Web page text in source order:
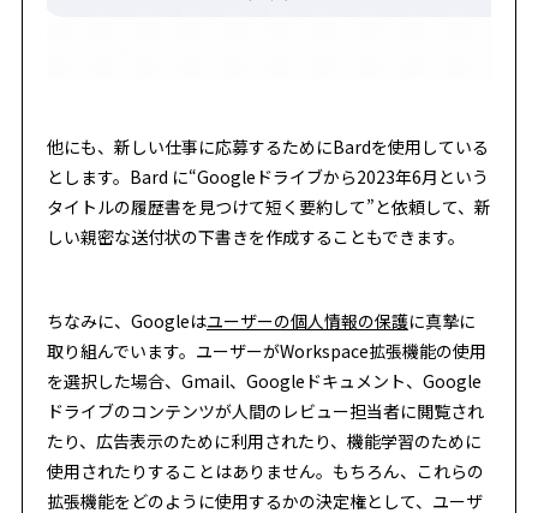
他にも、新しい仕事に応募するためにBardを使用している
とします。Bard に“Googleドライブから2023年6月という
タイトルの履歴書を見つけて短く要約して”と依頼して、新
しい親密な送付状の下書きを作成することもできます。
ちなみに、Googleはユーザーの個人情報の保護に真摯に
取り組んでいます。ユーザーがWorkspace拡張機能の使用
を選択した場合、Gmail、Googleドキュメント、Google
ドライブのコンテンツが人間のレビュー担当者に閲覧され
たり、広告表示のために利用されたり、機能学習のために
使用されたりすることはありません。もちろん、これらの
拡張機能をどのように使用するかの決定権として、ユーザ